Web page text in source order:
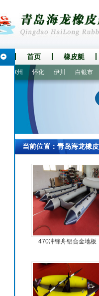
首页 橡皮艇
怀化 伊川 白银市 环翠
当前位置： 青岛海龙橡
470冲锋舟铝合金地板